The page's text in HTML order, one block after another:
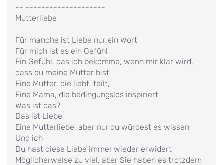
-- --------------------
Mutterliebe
Für manche ist Liebe nur ein Wort
Für mich ist es ein Gefühl
Ein Gefühl, das ich bekomme, wenn mir klar wird,
dass du meine Mutter bist
Eine Mutter, die liebt, teilt,
Eine Mama, die bedingungslos inspiriert
Was ist das?
Das ist Liebe
Eine Mutterliebe, aber nur du würdest es wissen
Und ich
Du hast diese Liebe immer wieder erwidert
Möglicherweise zu viel, aber Sie haben es trotzdem